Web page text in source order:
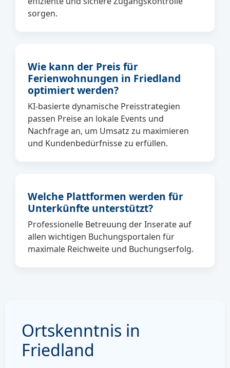
sorgen.
Wie kann der Preis für
Ferienwohnungen in Friedland
optimiert werden?
KI-basierte dynamische Preisstrategien
passen Preise an lokale Events und
Nachfrage an, um Umsatz zu maximieren
und Kundenbedürfnisse zu erfüllen.
Welche Plattformen werden für
Unterkünfte unterstützt?
Professionelle Betreuung der Inserate auf
allen wichtigen Buchungsportalen für
maximale Reichweite und Buchungserfolg.
Ortskenntnis in
Friedland